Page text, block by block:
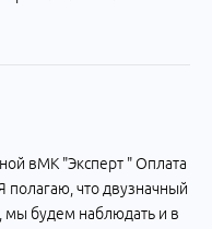
вМК "Эксперт " Оплата
полагаю, что двузначный
мы будем наблюдать и в